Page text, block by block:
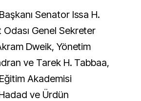
Senator Issa H.
Genel Sekreter
Dweik, Yönetim
ve Tarek H. Tabbaa,
Akademisi
ve Ürdün